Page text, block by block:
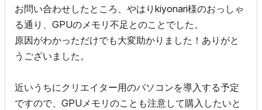
お問い合わせしたところ、やはりkiyonari様のおっしゃ
る通り、GPUのメモリ不足とのことでした。
原因がわかっただけでも大変助かりました！ありがと
うございました。
近いうちにクリエイター用のパソコンを導入する予定
ですので、GPUメモリのことも注意して購入したいと